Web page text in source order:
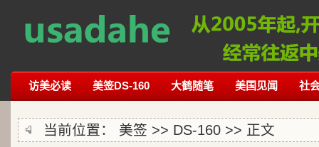
访美必读 美签DS-160 大鹤随笔 美国见闻 社
当前位置： 美签 >> DS-160 >> 正文